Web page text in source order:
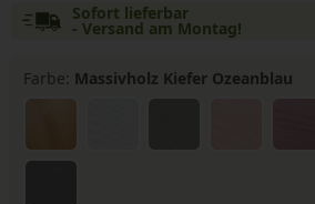
Sofort lieferbar
- Versand am Montag!
Farbe: Massivholz Kiefer Ozeanblau